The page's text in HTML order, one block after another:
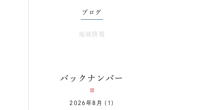
ブログ
地域情報
バックナンバー
2026年8月 (1)